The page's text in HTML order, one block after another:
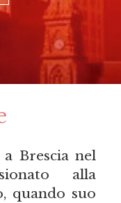
Brescia nel
alla
quando suo